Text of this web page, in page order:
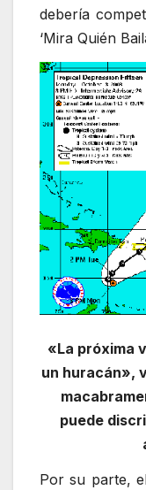
debería
‘Mira Quién
«La próxima
un huracán»,
puede
Por su parte,